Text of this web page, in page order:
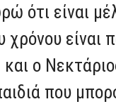
ότι είναι
χρόνου είναι
ο
που